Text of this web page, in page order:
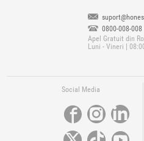
0800-008-008
Apel Gratuit din
Luni - Vineri |
Social Media